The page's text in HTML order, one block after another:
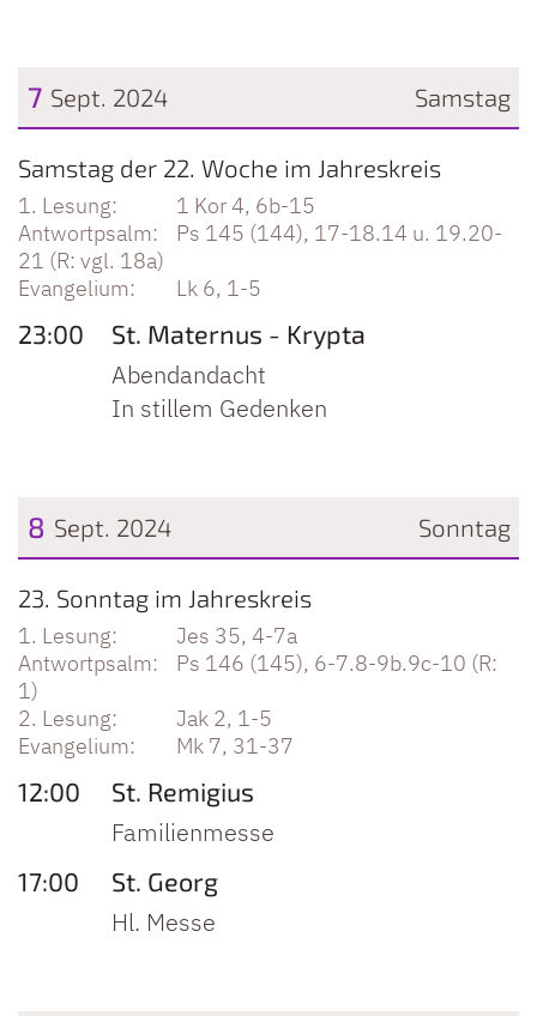
Samstag
7 Sept. 2024
Datum: 7. September 2024
Samstag der 22. Woche im Jahreskreis
1 Kor 4, 6b-15
Ps 145 (144), 17-18.14 u. 19.20-
21 (R: vgl. 18a)
Lk 6, 1-5
23:00 St. Maternus - Krypta
Abendandacht
In stillem Gedenken
Sonntag
8 Sept. 2024
Datum: 8. September 2024
23. Sonntag im Jahreskreis
Jes 35, 4-7a
Ps 146 (145), 6-7.8-9b.9c-10 (R:
1)
Jak 2, 1-5
Mk 7, 31-37
12:00 St. Remigius
Familienmesse
17:00 St. Georg
Hl. Messe